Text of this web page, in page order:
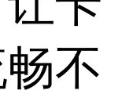
不